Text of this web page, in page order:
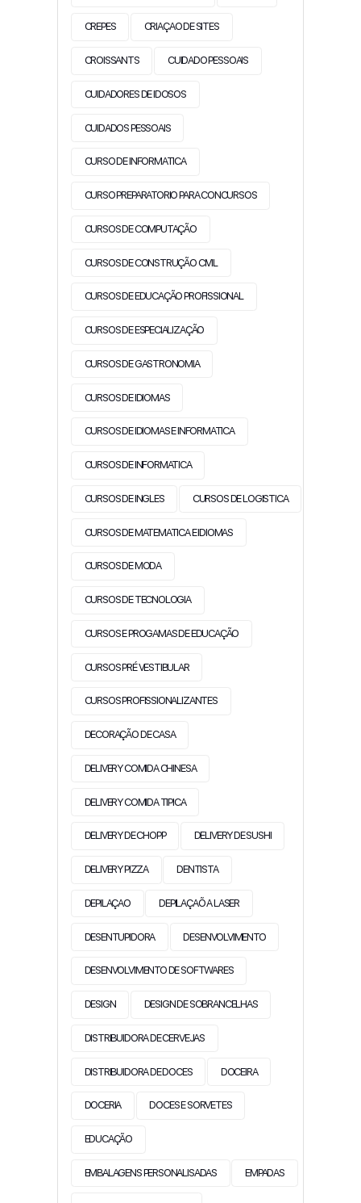
CREPES CRIAÇAO DE SITES
CROISSANTS CUIDADO PESSOAIS
CUIDADORES DE IDOSOS
CUIDADOS PESSOAIS
CURSO DE INFORMATICA
CURSO PREPARATORIO PARA CONCURSOS
CURSOS DE COMPUTAÇÃO
CURSOS DE CONSTRUÇÃO CIVIL
CURSOS DE EDUCAÇÃO PROFISSIONAL
CURSOS DE ESPECIALIZAÇÃO
CURSOS DE GASTRONOMIA
CURSOS DE IDIOMAS
CURSOS DE IDIOMAS E INFORMATICA
CURSOS DE INFORMATICA
CURSOS DE INGLES CURSOS DE LOGISTICA
CURSOS DE MATEMATICA E IDIOMAS
CURSOS DE MODA
CURSOS DE TECNOLOGIA
CURSOS E PROGAMAS DE EDUCAÇÃO
CURSOS PRÉ VESTIBULAR
CURSOS PROFISSIONALIZANTES
DECORAÇÃO DE CASA
DELIVERY COMIDA CHINESA
DELIVERY COMIDA TIPICA
DELIVERY DE CHOPP DELIVERY DE SUSHI
DELIVERY PIZZA DENTISTA
DEPILAÇAO DEPILAÇAÕ A LASER
DESENTUPIDORA DESENVOLVIMENTO
DESENVOLVIMENTO DE SOFTWARES
DESIGN DESIGN DE SOBRANCELHAS
DISTRIBUIDORA DE CERVEJAS
DISTRIBUIDORA DE DOCES DOCEIRA
DOCERIA DOCES E SORVETES
EDUCAÇÃO
EMBALAGENS PERSONALISADAS EMPADAS